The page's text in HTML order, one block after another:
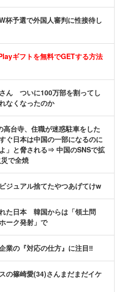
杯予選で外国人審判に性接待し
ギフトを無料でGETする方法
ん ついに100万部を割ってし
なくなったのか
高台寺、住職が迷惑駐車をした
ぐ日本は中国の一部になるのに
」と脅される⇒ 中国のSNSで拡
で全焼
ジュアル捨てたやつあげてけw
た日本 韓国からは「領土問
ーク発射」で
業の『対応の仕方』に注目‼
の篠崎愛(34)さんまだまだイケ